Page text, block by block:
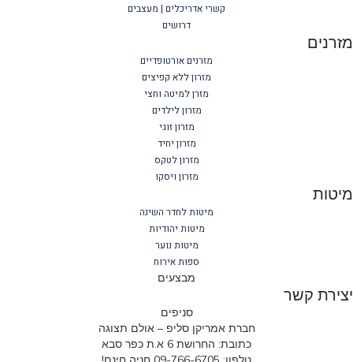
קשרי אדריכלים | מעצבים
דרושים
מזרנים
מזרנים אורטופדיים
מזרון ללא קפיצים
מזרן למיטה וחצי
מזרון לילדים
מזרון זוגי
מזרון יחיד
מזרון לטקס
מזרון ויסקו
מיטות
מיטות לחדר השינה
מיטות יהודיות
מיטות נוער
ספות אירוח
מבצעים
יצירת קשר
סניפים
חברת אמריקן סליפ – אולם תצוגה
כתובת: החרושת 6 א.ת כפר סבא